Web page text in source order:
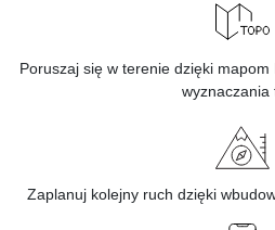
Poruszaj się w terenie dzięki
wyznaczania
Zaplanuj kolejny ruch dzięki